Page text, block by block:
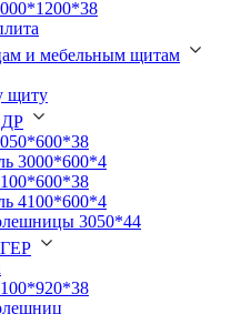
и мебельным щитам
щиту
3000*600*4
4100*600*4
3050*44